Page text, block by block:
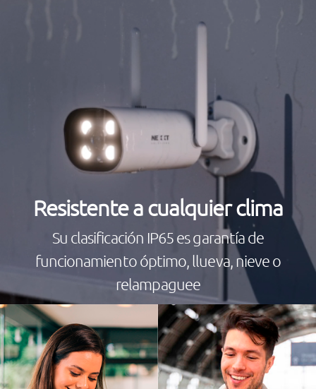
Resistente a cualquier clima
Su clasificación IP65 es garantía de
funcionamiento óptimo, llueva, nieve o
relampaguee